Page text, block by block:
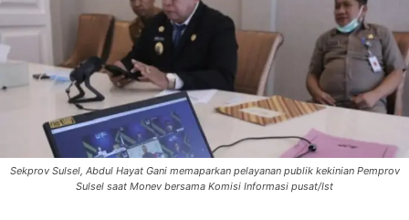
Sekprov Sulsel, Abdul Hayat Gani memaparkan pelayanan publik kekinian Pemprov
Sulsel saat Monev bersama Komisi Informasi pusat/Ist